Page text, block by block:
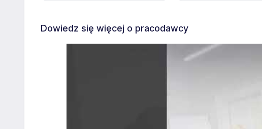
Dowiedz się więcej o pracodawcy